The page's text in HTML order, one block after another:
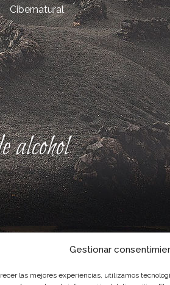
Gestionar
las mejores experiencias, utilizamos
Cibernatural
alcohol